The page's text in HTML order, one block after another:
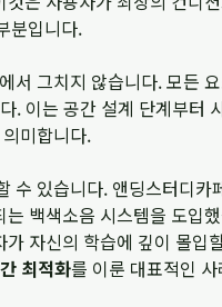
분입니다.
서 그치지 않습니다. 모든
. 이는 공간 설계 단계부터
미합니다.
수 있습니다. 앤딩스터디
백색소음 시스템을 도입
자신의 학습에 깊이 몰입
최적화를 이룬 대표적인